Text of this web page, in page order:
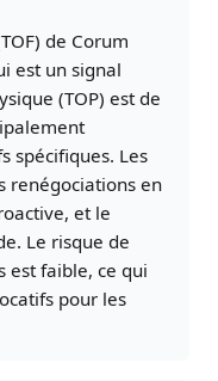
de Corum
est un signal
(TOP) est de
spécifiques. Les
renégociations en
et le
Le risque de
est faible, ce qui
pour les